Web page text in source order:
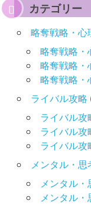
カテゴリー
略奪戦略・心
略奪戦略・
略奪戦略・
略奪戦略・
ライバル攻略
ライバル攻
ライバル攻
ライバル攻
メンタル・思
メンタル・
メンタル・